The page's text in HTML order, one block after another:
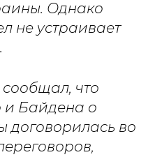
Однако
не устраивает
что
и Байдена о
договорилась во